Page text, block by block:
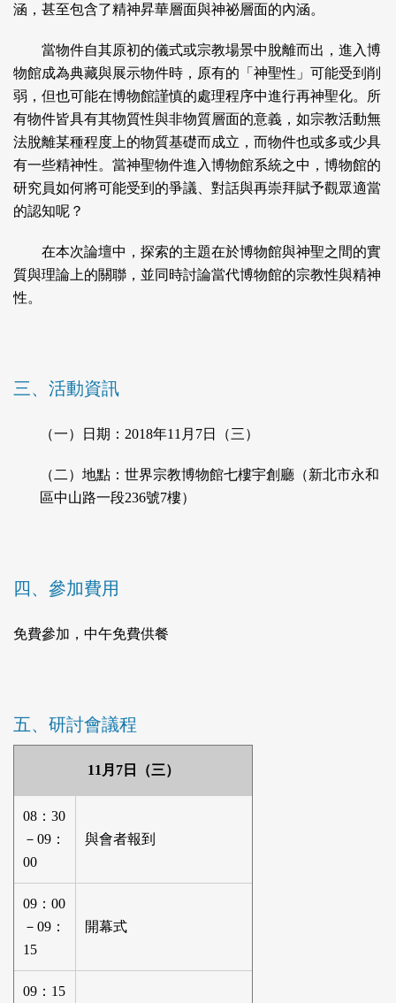
涵，甚至包含了精神昇華層面與神祕層面的內涵。
當物件自其原初的儀式或宗教場景中脫離而出，進入博
物館成為典藏與展示物件時，原有的「神聖性」可能受到削
弱，但也可能在博物館謹慎的處理程序中進行再神聖化。所
有物件皆具有其物質性與非物質層面的意義，如宗教活動無
法脫離某種程度上的物質基礎而成立，而物件也或多或少具
有一些精神性。當神聖物件進入博物館系統之中，博物館的
研究員如何將可能受到的爭議、對話與再崇拜賦予觀眾適當
的認知呢？
在本次論壇中，探索的主題在於博物館與神聖之間的實
質與理論上的關聯，並同時討論當代博物館的宗教性與精神
性。
三、活動資訊
（一）日期：2018年11月7日（三）
（二）地點：世界宗教博物館七樓宇創廳（新北市永和
區中山路一段236號7樓）
四、參加費用
免費參加，中午免費供餐
五、研討會議程
11月7日（三）
08：30
－09：
00
與會者報到
09：00
－09：
15
開幕式
09：15